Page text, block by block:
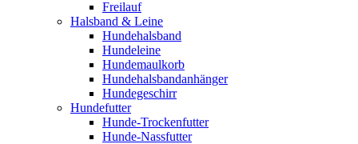
Freilauf
Halsband & Leine
Hundehalsband
Hundeleine
Hundemaulkorb
Hundehalsbandanhänger
Hundegeschirr
Hundefutter
Hunde-Trockenfutter
Hunde-Nassfutter